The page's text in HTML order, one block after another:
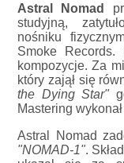
Astral Nomad
studyjną,
nośniku
Smoke Records.
kompozycje. Za
który zajął się
the Dying Star"
Mastering
Astral Nomad
"NOMAD-1".